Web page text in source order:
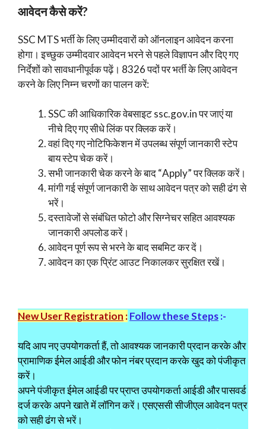
आवेदन कैसे करें?
SSC MTS भर्ती के लिए उम्मीदवारों को ऑनलाइन आवेदन करना
होगा। इच्छुक उम्मीदवार आवेदन भरने से पहले विज्ञापन और दिए गए
निर्देशों को सावधानीपूर्वक पढ़ें। 8326 पदों पर भर्ती के लिए आवेदन
करने के लिए निम्न चरणों का पालन करें:
SSC की आधिकारिक वेबसाइट ssc.gov.in पर जाएं या
नीचे दिए गए सीधे लिंक पर क्लिक करें।
वहां दिए गए नोटिफिकेशन में उपलब्ध संपूर्ण जानकारी स्टेप
बाय स्टेप चेक करें।
सभी जानकारी चेक करने के बाद “Apply” पर क्लिक करें।
मांगी गई संपूर्ण जानकारी के साथ आवेदन पत्र को सही ढंग से
भरें।
दस्तावेजों से संबंधित फोटो और सिग्नेचर सहित आवश्यक
जानकारी अपलोड करें।
आवेदन पूर्ण रूप से भरने के बाद सबमिट कर दें।
आवेदन का एक प्रिंट आउट निकालकर सुरक्षित रखें।
New User Registration :Follow these Steps:-
यदि आप नए उपयोगकर्ता हैं, तो आवश्यक जानकारी प्रदान करके और
प्रामाणिक ईमेल आईडी और फोन नंबर प्रदान करके खुद को पंजीकृत
करें।
अपने पंजीकृत ईमेल आईडी पर प्राप्त उपयोगकर्ता आईडी और पासवर्ड
दर्ज करके अपने खाते में लॉगिन करें। एसएससी सीजीएल आवेदन पत्र
को सही ढंग से भरें।